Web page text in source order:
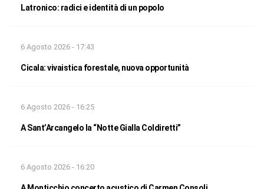
Latronico: radici e identità di un popolo
6 Agosto 2026 - 17:43
Cicala: vivaistica forestale, nuova opportunità
6 Agosto 2026 - 16:25
A Sant’Arcangelo la “Notte Gialla Coldiretti”
6 Agosto 2026 - 16:20